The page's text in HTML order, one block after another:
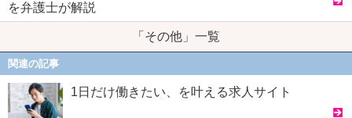
を弁護士が解説
「その他」一覧
関連の記事
1日だけ働きたい、を叶える求人サイト